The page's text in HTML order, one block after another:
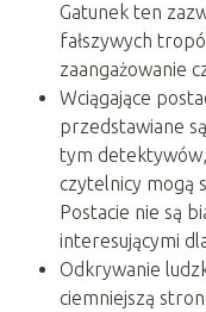
Gatunek ten
fałszywych
zaangażowanie
Wciągające
przedstawiane
tym
czytelnicy mogą
Postacie nie są
interesującymi
Odkrywanie
ciemniejszą